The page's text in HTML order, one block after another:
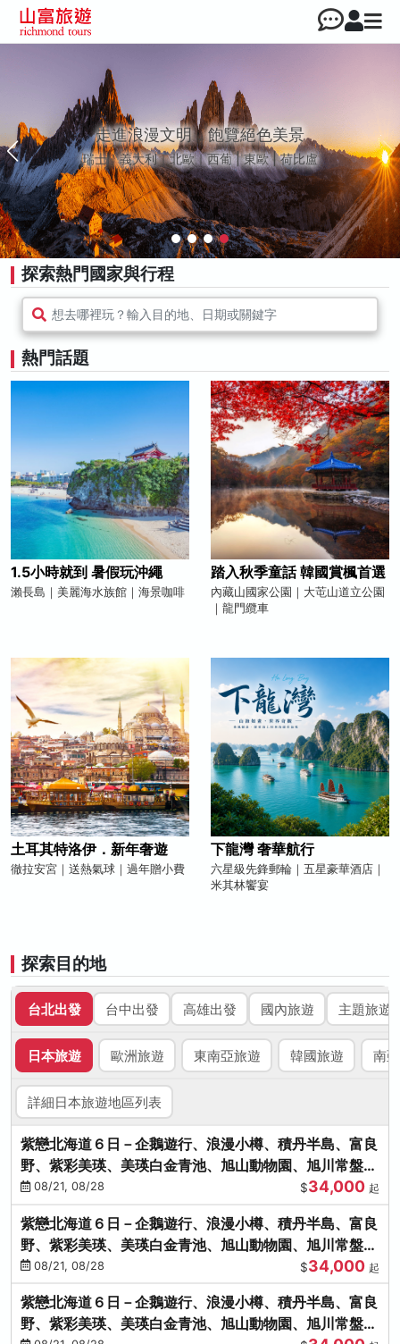
走進浪漫文明，飽覽絕色美景
瑞士｜義大利｜北歐｜西葡 | 東歐 | 荷比盧
探索熱門國家與行程
想去哪裡玩？輸入目的地、日期或關鍵字
熱門話題
1.5小時就到 暑假玩沖繩
瀨長島｜美麗海水族館｜海景咖啡
踏入秋季童話 韓國賞楓首選
內藏山國家公園｜大芚山道立公園
｜龍門纜車
土耳其特洛伊．新年奢遊
徹拉安宮｜送熱氣球｜過年贈小費
下龍灣 奢華航行
六星級先鋒郵輪｜五星豪華酒店｜
米其林饗宴
探索目的地
台北出發 台中出發 高雄出發 國內旅遊 主題旅遊
日本旅遊 歐洲旅遊 東南亞旅遊 韓國旅遊 南
詳細日本旅遊地區列表
紫戀北海道６日－企鵝遊行、浪漫小樽、積丹半島、富良
野、紫彩美瑛、美瑛白金青池、旭山動物園、旭川常盤旋
轉塔08/21, 08/28 $34,000 起
紫戀北海道６日－企鵝遊行、浪漫小樽、積丹半島、富良
野、紫彩美瑛、美瑛白金青池、旭山動物園、旭川常盤旋
轉塔08/21, 08/28 $34,000 起
紫戀北海道６日－企鵝遊行、浪漫小樽、積丹半島、富良
野、紫彩美瑛、美瑛白金青池、旭山動物園、旭川常盤旋